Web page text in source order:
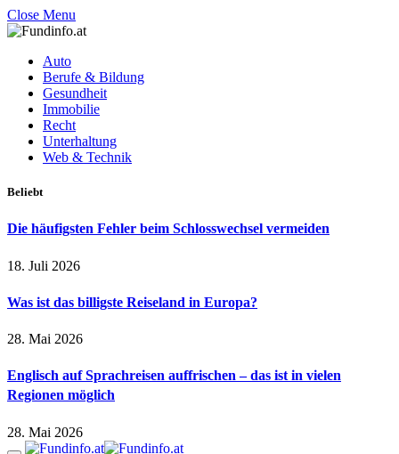
Close Menu
Auto
Berufe & Bildung
Gesundheit
Immobilie
Recht
Unterhaltung
Web & Technik
Beliebt
Die häufigsten Fehler beim Schlosswechsel vermeiden
18. Juli 2026
Was ist das billigste Reiseland in Europa?
28. Mai 2026
Englisch auf Sprachreisen auffrischen – das ist in vielen
Regionen möglich
28. Mai 2026